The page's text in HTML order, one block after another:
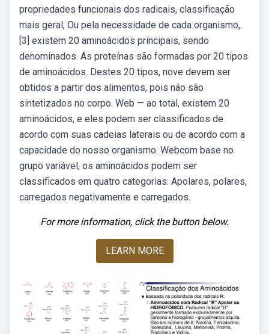
propriedades funcionais dos radicais, classificação
mais geral; Ou pela necessidade de cada organismo,.
[3] existem 20 aminoácidos principais, sendo
denominados. As proteínas são formadas por 20 tipos
de aminoácidos. Destes 20 tipos, nove devem ser
obtidos a partir dos alimentos, pois não são
sintetizados no corpo. Web — ao total, existem 20
aminoácidos, e eles podem ser classificados de
acordo com suas cadeias laterais ou de acordo com a
capacidade do nosso organismo. Webcom base no
grupo variável, os aminoácidos podem ser
classificados em quatro categorias: Apolares, polares,
carregados negativamente e carregados.
For more information, click the button below.
LEARN MORE